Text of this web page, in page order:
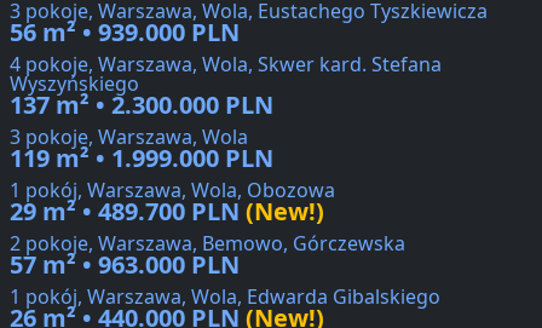
3 pokoje, Warszawa, Wola, Eustachego Tyszkiewicza
56 m² • 939.000 PLN
4 pokoje, Warszawa, Wola, Skwer kard. Stefana
Wyszyńskiego
137 m² • 2.300.000 PLN
3 pokoje, Warszawa, Wola
119 m² • 1.999.000 PLN
1 pokój, Warszawa, Wola, Obozowa
29 m² • 489.700 PLN (New!)
2 pokoje, Warszawa, Bemowo, Górczewska
57 m² • 963.000 PLN
1 pokój, Warszawa, Wola, Edwarda Gibalskiego
26 m² • 440.000 PLN (New!)